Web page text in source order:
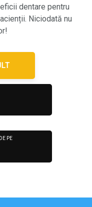
dentare pentru
Niciodată nu
PE